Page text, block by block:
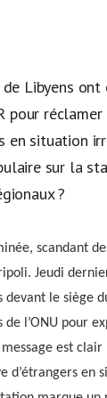
Libyens ont
pour
en situation
sur la
?
scandant
Jeudi
devant le siège
l’ONU pour
est clair
d’étrangers en